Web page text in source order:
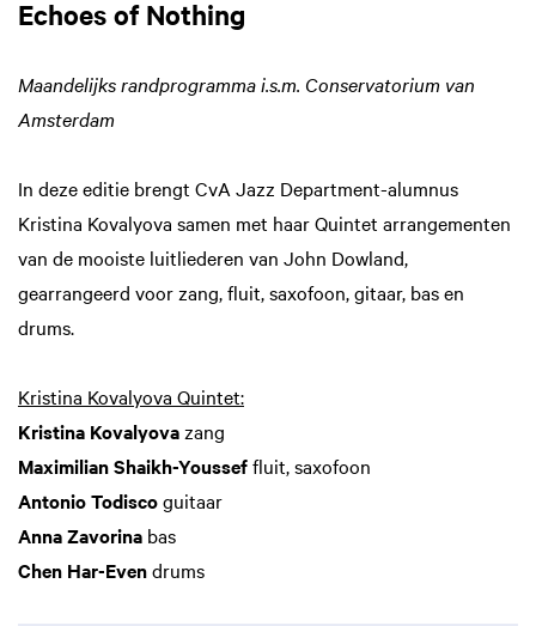
Echoes of Nothing
Maandelijks randprogramma i.s.m. Conservatorium van
Amsterdam
In deze editie brengt CvA Jazz Department-alumnus
Kristina Kovalyova samen met haar Quintet arrangementen
van de mooiste luitliederen van John Dowland,
gearrangeerd voor zang, fluit, saxofoon, gitaar, bas en
drums.
Kristina Kovalyova Quintet:
Kristina Kovalyovazang
Maximilian Shaikh-Yousseffluit, saxofoon
AntonioTodiscoguitaar
Anna Zavorina bas
Chen Har-Evendrums